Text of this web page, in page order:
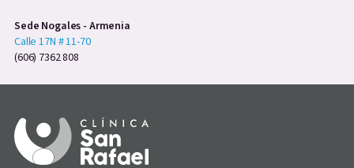
Sede Nogales - Armenia
Calle 17N # 11-70
(606) 7362 808